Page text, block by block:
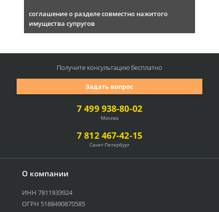
соглашение о разделе совместно нажитого
имущества супругов
О компании
ИНН 7811933924
ОГРН 5188490870585
7 499 938-80-02
Москва
7 812 467-42-15
Санкт-Петербург
Задать вопрос
Получите консультациюбесплатно